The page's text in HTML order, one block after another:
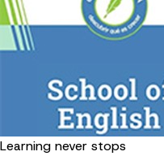
Learning never stops